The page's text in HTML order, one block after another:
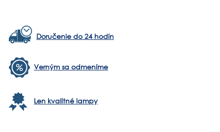
Doručenie do 24 hodín
Verným sa odmeníme
Len kvalitné lampy